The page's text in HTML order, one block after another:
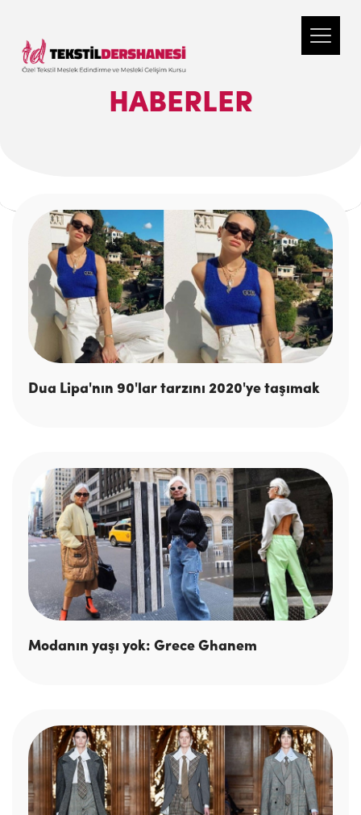
HABERLER
Dua Lipa'nın 90'lar tarzını 2020'ye taşımak
Modanın yaşı yok: Grece Ghanem